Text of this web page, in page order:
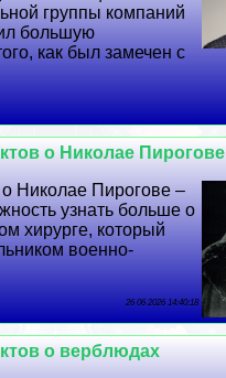
группы компаний
большую
как был замечен с
о Николае Пирогове
Николае Пирогове –
узнать больше о
хирурге, который
военно-
26 06 2026 14:40:18
о верблюдах